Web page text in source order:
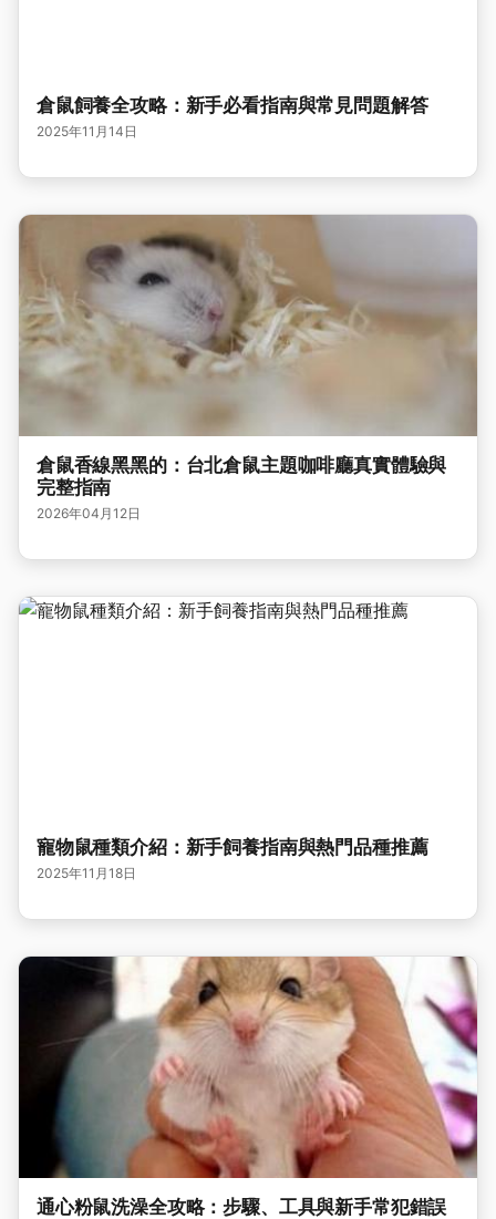
倉鼠飼養全攻略：新手必看指南與常見問題解答
2025年11月14日
倉鼠香線黑黑的：台北倉鼠主題咖啡廳真實體驗與
完整指南
2026年04月12日
寵物鼠種類介紹：新手飼養指南與熱門品種推薦
2025年11月18日
通心粉鼠洗澡全攻略：步驟、工具與新手常犯錯誤